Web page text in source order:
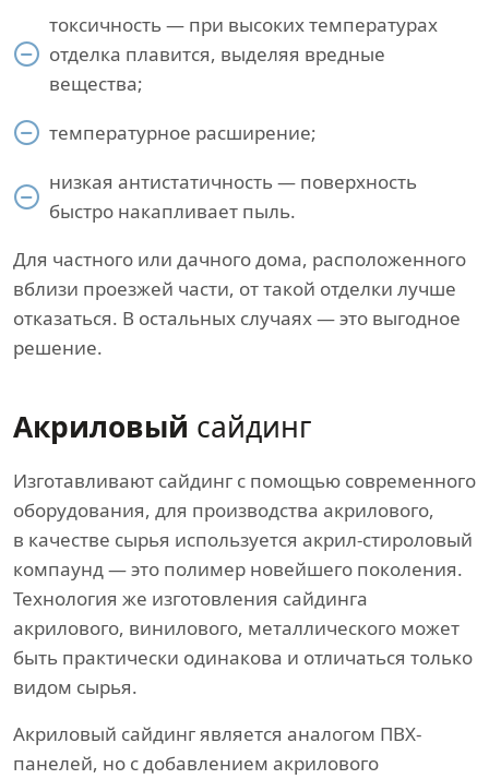
токсичность — при высоких температурах
отделка плавится, выделяя вредные
вещества;
температурное расширение;
низкая антистатичность — поверхность
быстро накапливает пыль.
Для частного или дачного дома, расположенного
вблизи проезжей части, от такой отделки лучше
отказаться. В остальных случаях — это выгодное
решение.
Акриловый сайдинг
Изготавливают сайдинг с помощью современного
оборудования, для производства акрилового,
в качестве сырья используется акрил-стироловый
компаунд — это полимер новейшего поколения.
Технология же изготовления сайдинга
акрилового, винилового, металлического может
быть практически одинакова и отличаться только
видом сырья.
Акриловый сайдинг является аналогом ПВХ-
панелей, но с добавлением акрилового